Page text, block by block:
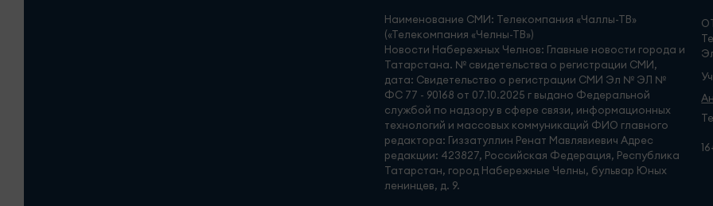
Наименование СМИ: Телекомпания «Чаллы-ТВ»
(«Телекомпания «Челны-ТВ»)
Новости Набережных Челнов: Главные новости города и
Татарстана. № свидетельства о регистрации СМИ,
дата: Свидетельство о регистрации СМИ Эл № ЭЛ №
ФС 77 - 90168 от 07.10.2025 г выдано Федеральной
службой по надзору в сфере связи, информационных
технологий и массовых коммуникаций ФИО главного
редактора: Гиззатуллин Ренат Мавлявиевич Адрес
редакции: 423827, Российская Федерация, Республика
Татарстан, город Набережные Челны, бульвар Юных
ленинцев, д. 9.